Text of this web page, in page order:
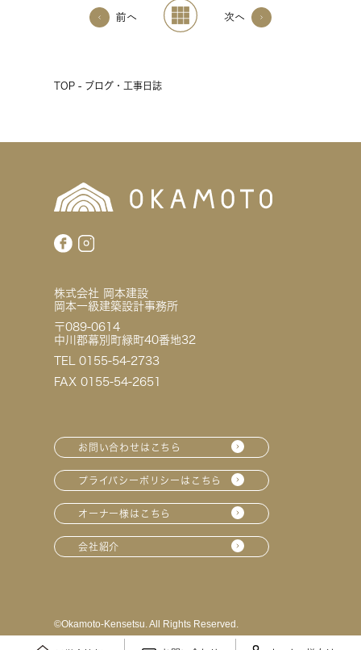
前へ 次へ
TOP - ブログ・工事日誌
株式会社 岡本建設
岡本一級建築設計事務所
〒089-0614
中川郡幕別町緑町40番地32
TEL 0155-54-2733
FAX 0155-54-2651
お問い合わせはこちら
プライバシーポリシーはこちら
オーナー様はこちら
会社紹介
©︎Okamoto-Kensetsu. All Rights Reserved.